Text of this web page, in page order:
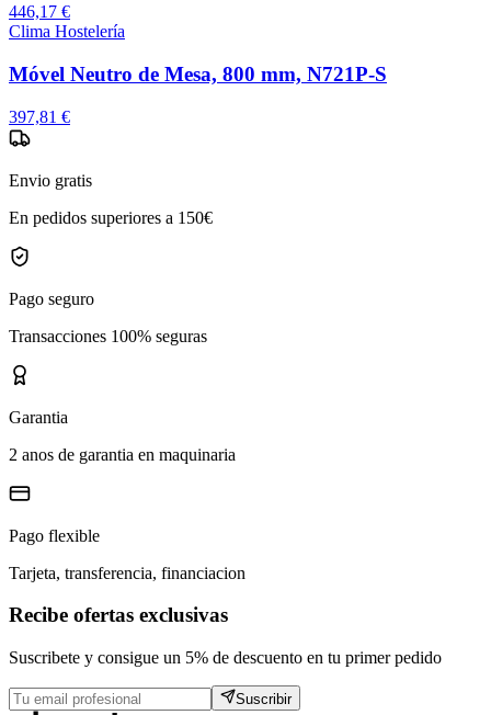
446,17 €
Clima Hostelería
Móvel Neutro de Mesa, 800 mm, N721P-S
397,81 €
Envio gratis
En pedidos superiores a 150€
Pago seguro
Transacciones 100% seguras
Garantia
2 anos de garantia en maquinaria
Pago flexible
Tarjeta, transferencia, financiacion
Recibe ofertas exclusivas
Suscribete y consigue un 5% de descuento en tu primer pedido
Suscribir